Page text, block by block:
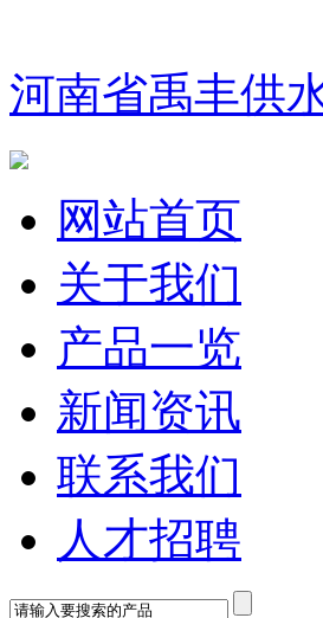
河南省禹丰供
网站首页
关于我们
产品一览
新闻资讯
联系我们
人才招聘